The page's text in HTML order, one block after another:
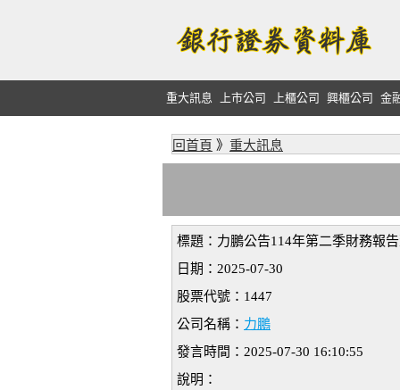
重大訊息 上市公司 上櫃公司 興櫃公司 金
回首頁 》 重大訊息
標題：力鵬公告114年第二季財務報
日期：2025-07-30
股票代號：1447
公司名稱： 力鵬
發言時間：2025-07-30 16:10:55
說明：